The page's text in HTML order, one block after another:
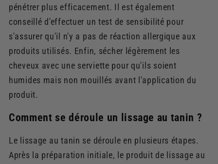
pénétrer plus efficacement. Il est également
conseillé d'effectuer un test de sensibilité pour
s'assurer qu'il n'y a pas de réaction allergique aux
produits utilisés. Enfin, sécher légèrement les
cheveux avec une serviette pour qu'ils soient
humides mais non mouillés avant l'application du
produit.
Comment se déroule un lissage au tanin ?
Le lissage au tanin se déroule en plusieurs étapes.
Après la préparation initiale, le produit de lissage au